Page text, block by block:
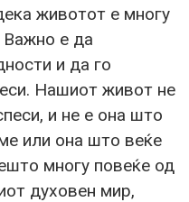
животот е многу
Важно е да
и да го
Нашиот живот не
и не е она што
или она што веќе
многу повеќе од
духовен мир,